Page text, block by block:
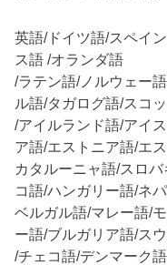
英語/ドイツ語/スペイ
ス語 /オランダ語
/ラテン語/ノルウェー
ル語/タガログ語/スコ
/アイルランド語/アイ
ア語/エストニア語/エ
カタルーニャ語/スロ
コ語/ハンガリー語/ネ
ベルガル語/マレー語/
ー語/ブルガリア語/ス
/チェコ語/デンマーク